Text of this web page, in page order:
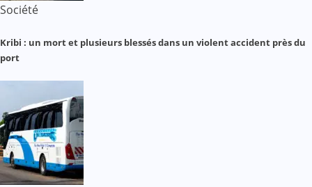
Société
Kribi : un mort et plusieurs blessés dans un violent accident près du
port